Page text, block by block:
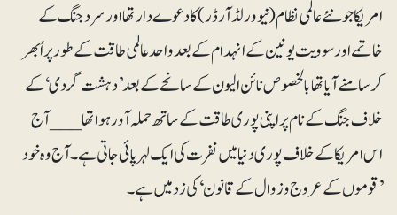
امریکا جو نئے عالمی نظام (نیو ورلڈ آرڈر) کا دعوے دار تھا اور سرد جنگ کے
خاتمے اور سوویت یونین کے انہدام کے بعد واحد عالمی طاقت کے طور پر اُبھر
کر سامنے آیا تھا بالخصوص نائن الیون کے سانحے کے بعد ’دہشت گردی‘ کے
خلاف جنگ کے نام پر اپنی پوری طاقت کے ساتھ حملہ آور ہوا تھا___ آج
اس امریکا کے خلاف پوری دنیا میں نفرت کی ایک لہر پائی جاتی ہے۔ آج وہ خود
’قوموں کے عروج و زوال کے قانون‘ کی زد میں ہے۔